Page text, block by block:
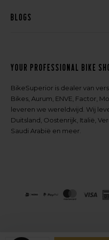
Blogs
Your professional bike
BikeSuperior is dealer van
Bikes, Aurum, ENVE, Factor,
leveren we wereldwijd. Wij
Duitsland, Oostenrijk, Italië,
Saudi Arabië en meer.